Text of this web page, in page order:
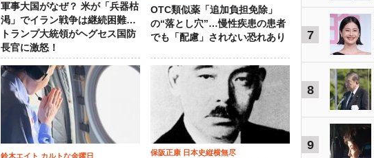
軍事大国がなぜ？ 米が「兵器枯
渇」でイラン戦争は継続困難…
トランプ大統領がヘグセス国防
長官に激怒！
OTC類似薬「追加負担免除」
の“落とし穴”…慢性疾患の患者
でも「配慮」されない恐れあり
鈴木エイト カルトな金曜日 保阪正康 日本史縦横無尽
7
8
9